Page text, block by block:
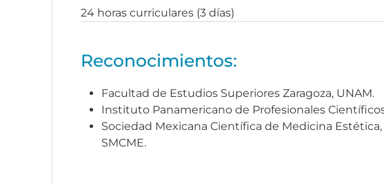
24 horas curriculares (3 días)
Reconocimientos:
Facultad de Estudios Superiores Zaragoza, UNAM.
Instituto Panamericano de Profesionales
Sociedad Mexicana Científica de Medicina Estética,
SMCME.